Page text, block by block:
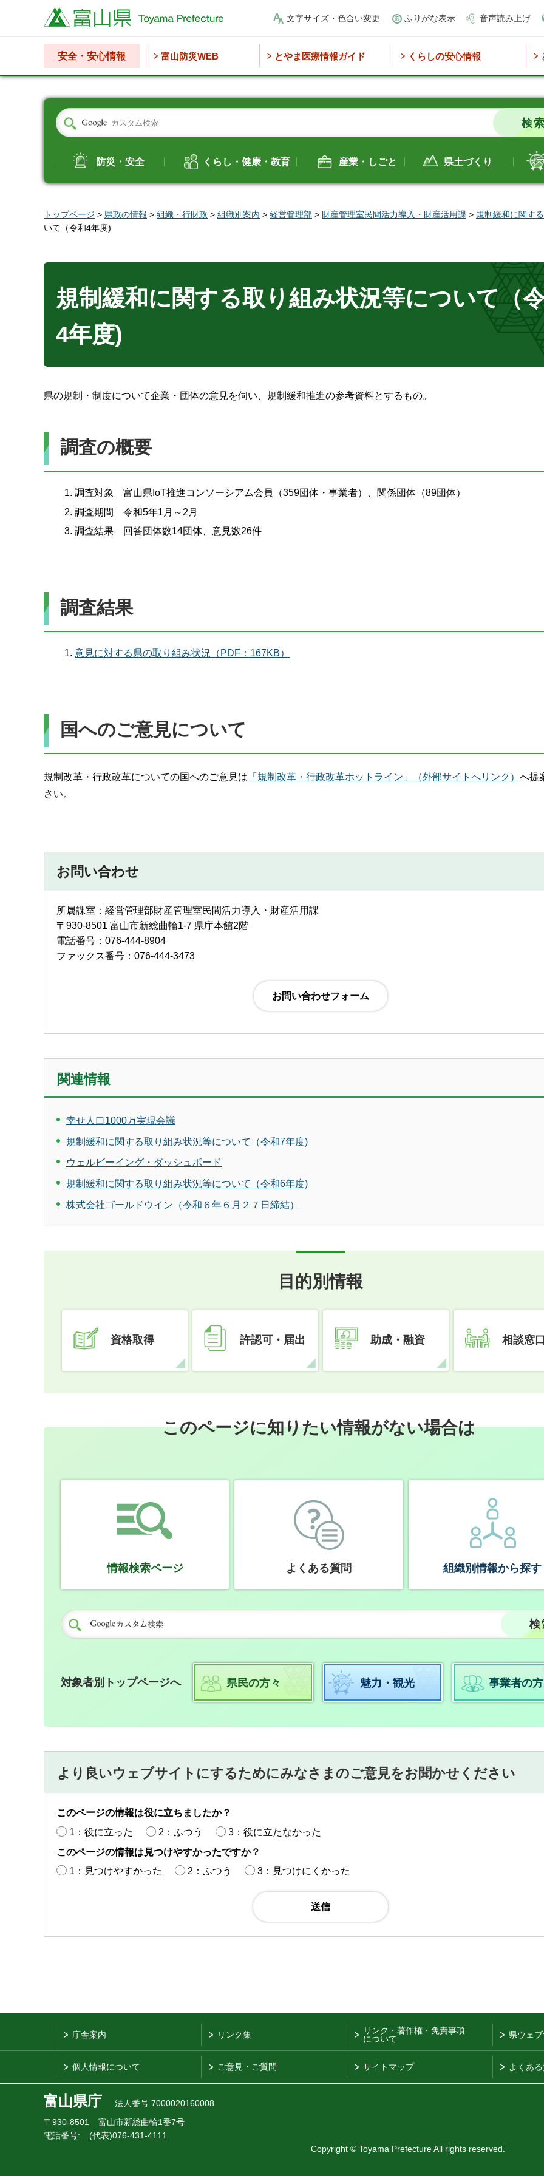
富山県 文字サイズ・色合い変更 ふりがな表示 音声読み上げ
安全・安心情報 富山防災WEB とやま医療情報ガイド くらしの安心情報
防災・安全 くらし・健康・教育 産業・しごと 県土づくり
トップページ > 県政の情報 > 組織・行財政 > 組織別案内 > 経営管理部 > 財産管理室民間活力導入・財産活用課 > 規制緩和に関す
いて（令和4年度)
規制緩和に関する取り組み状況等について（
4年度)
県の規制・制度について企業・団体の意見を伺い、規制緩和推進の参考資料とするもの。
調査の概要
調査対象 富山県IoT推進コンソーシアム会員（359団体・事業者）、関係団体（89団体）
調査期間 令和5年1月～2月
調査結果 回答団体数14団体、意見数26件
調査結果
意見に対する県の取り組み状況（PDF：167KB）
国へのご意見について
規制改革・行政改革についての国へのご意見は 「規制改革・行政改革ホットライン」（外部サイトへリンク） へ提
さい。
お問い合わせ
所属課室：経営管理部財産管理室民間活力導入・財産活用課
〒930-8501 富山市新総曲輪1-7 県庁本館2階
電話番号：076-444-8904
ファックス番号：076-444-3473
関連情報
幸せ人口1000万実現会議
規制緩和に関する取り組み状況等について（令和7年度)
ウェルビーイング・ダッシュボード
規制緩和に関する取り組み状況等について（令和6年度)
株式会社ゴールドウイン（令和６年６月２７日締結）
目的別情報
資格取得 許認可・届出 助成・融資 相談窓
このページに知りたい情報がない場合は
情報検索ページ よくある質問 組織別情報から探す
対象者別トップページへ 県民の方々 魅力・観光 事業者の
より良いウェブサイトにするためにみなさまのご意見をお聞かせください
このページの情報は役に立ちましたか？
1：役に立った
2：ふつう
3：役に立たなかった
このページの情報は見つけやすかったですか？
1：見つけやすかった
2：ふつう 3：見つけにくかった
庁舎案内 リンク集
リンク・著作権・免責事項
について
県ウェ
個人情報について ご意見・ご質問 サイトマップ よくあ
富山県庁
法人番号 7000020160008
〒930-8501
富山市新総曲輪1番7号
電話番号:
(代表)076-431-4111
Copyright © Toyama Prefecture All rights reserved.